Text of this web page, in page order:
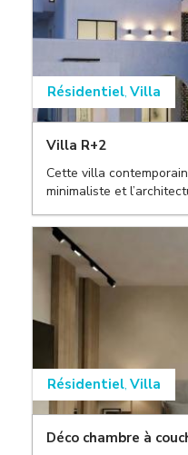
Résidentiel, Villa
Villa R+2
Cette villa
minimaliste et
Résidentiel, Villa
Déco chambre à